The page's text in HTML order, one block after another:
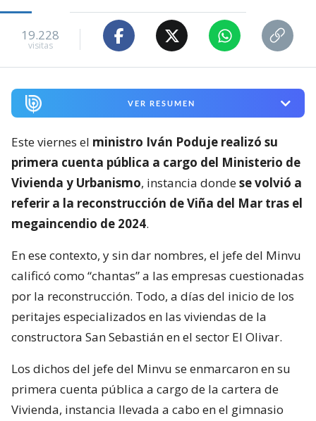
19.228
visitas
VER RESUMEN
Este viernes el ministro Iván Poduje realizó su
primera cuenta pública a cargo del Ministerio de
Vivienda y Urbanismo, instancia dondese volvió a
referir a la reconstrucción de Viña del Mar tras el
megaincendio de 2024.
En ese contexto, y sin dar nombres, el jefe del Minvu
calificó como “chantas” a las empresas cuestionadas
por la reconstrucción. Todo, a días del inicio de los
peritajes especializados en las viviendas de la
constructora San Sebastián en el sector El Olivar.
Los dichos del jefe del Minvu se enmarcaron en su
primera cuenta pública a cargo de la cartera de
Vivienda, instancia llevada a cabo en el gimnasio